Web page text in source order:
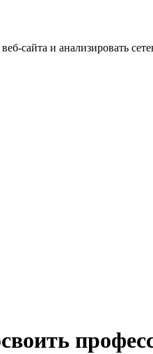
сайта и анализировать